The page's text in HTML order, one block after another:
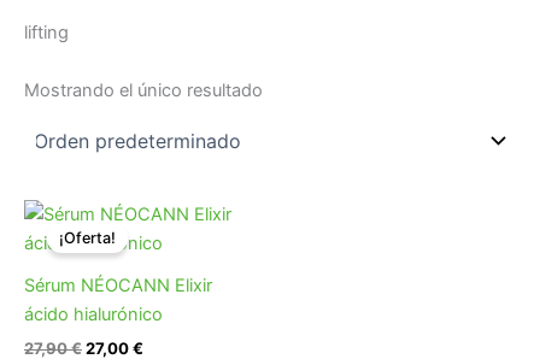
lifting
Mostrando el único resultado
¡Oferta!
Sérum NÉOCANN Elixir
ácido hialurónico
27,90€
El
precio
original
27,90 €.
27,00€
El
actual
27,00 €.